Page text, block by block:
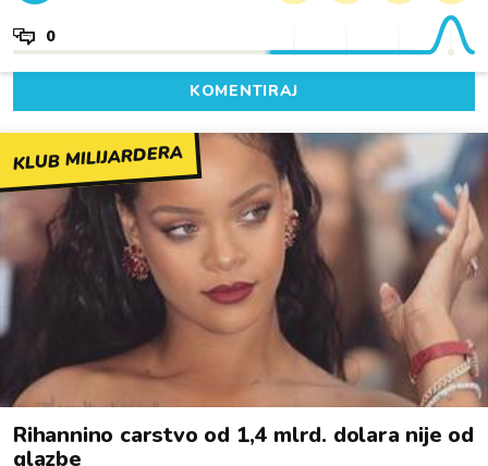
0
KOMENTIRAJ
KLUB MILIJARDERA
Rihannino carstvo od 1,4 mlrd. dolara nije od
glazbe